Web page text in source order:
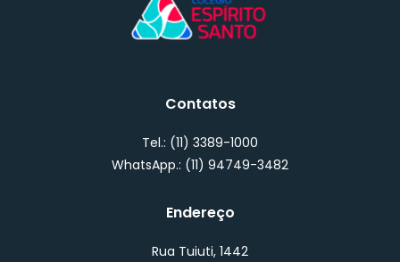
Contatos
Tel.: (11) 3389-1000
WhatsApp.: (11) 94749-3482
Endereço
Rua Tuiuti, 1442